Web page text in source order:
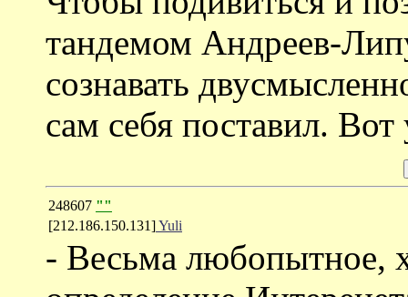
тандемом Андреев-
сознавать
сам себя поставил.
248607 ""
[212.186.150.131]Yuli
- Весьма любопытное,